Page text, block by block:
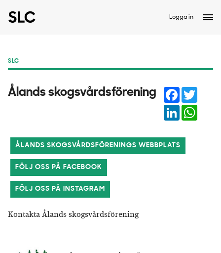
Logga in
SLC
Ålands skogsvårdsförening Facebook
LinkedIn
ÅLANDS SKOGSVÅRDSFÖRENINGS WEBBPLATS
FÖLJ OSS PÅ FACEBOOK
FÖLJ OSS PÅ INSTAGRAM
Kontakta Ålands skogsvårdsförening